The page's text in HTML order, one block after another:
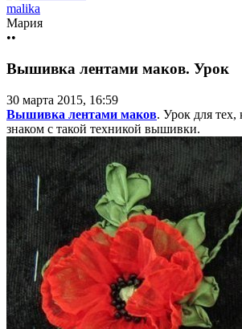
malika
Мария
••
Вышивка лентами маков. Урок
30 марта 2015, 16:59
Вышивка лентами маков. Урок для
знаком с такой техникой вышивки.